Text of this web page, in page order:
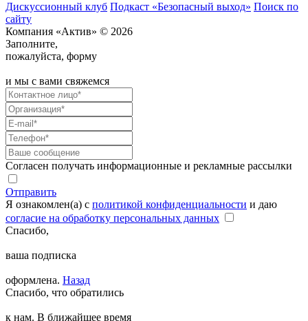
Дискуссионный клуб Подкаст «Безопасный выход» Поиск по
сайту
Компания «Актив» © 2026
Заполните,
пожалуйста, форму
и мы с вами свяжемся
Согласен получать информационные и рекламные рассылки
Отправить
Я ознакомлен(а) с политикой конфиденциальности и даю
согласие на обработку персональных данных
Спасибо,
ваша подписка
оформлена. Назад
Спасибо, что обратились
к нам. В ближайшее время